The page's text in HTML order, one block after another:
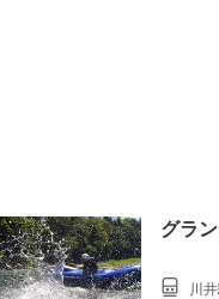
グラ
川